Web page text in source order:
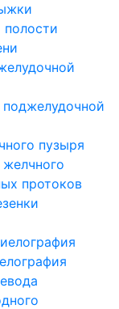
пузыря
протоков